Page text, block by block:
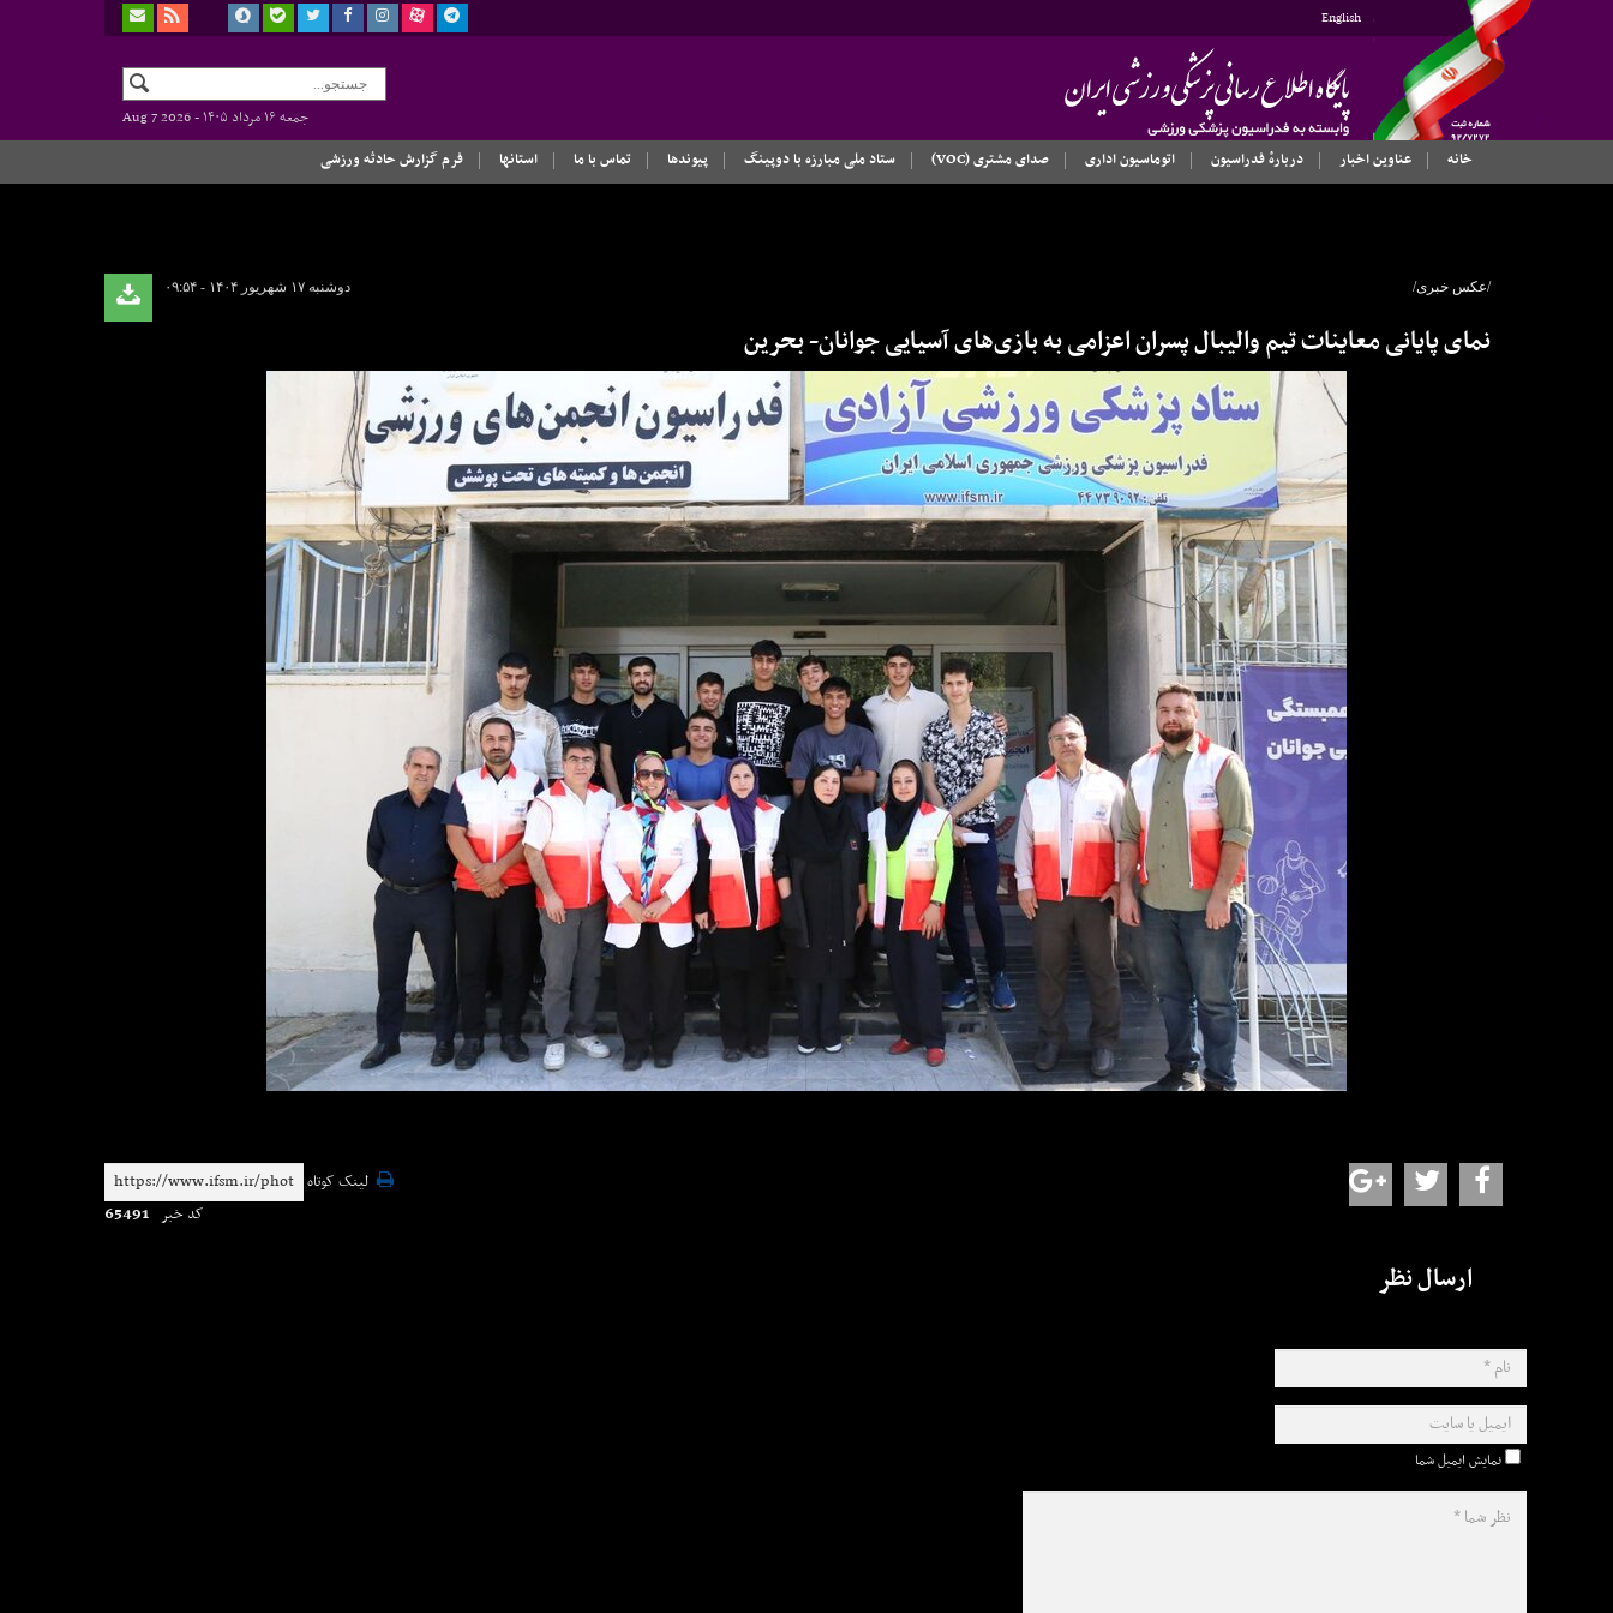
English
جمعه ۱۶ مرداد ۱۴۰۵ -
Aug 7 2026
خانه
عناوین اخبار دربارهٔ فدراسیون اتوماسیون اداری صدای مشتری (VOC) ستاد ملی مبارزه با دوپینگ پیوندها تماس با ما استانها فرم گزارش حادثه ورزشی
دوشنبه ۱۷ شهریور ۱۴۰۴ - ۰۹:۵۴ /عکس خبری/
نمای پایانی معاینات تیم والیبال پسران اعزامی به بازی‌های آسیایی جوانان- بحرین
لینک کوتاه
کد خبر 65491
ارسال نظر
نمایش ایمیل شما